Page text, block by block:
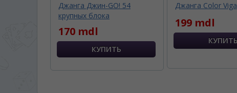
Джанга Джин-GO! 54
крупных блока
170 mdl
Джанга Color Viga
199 mdl